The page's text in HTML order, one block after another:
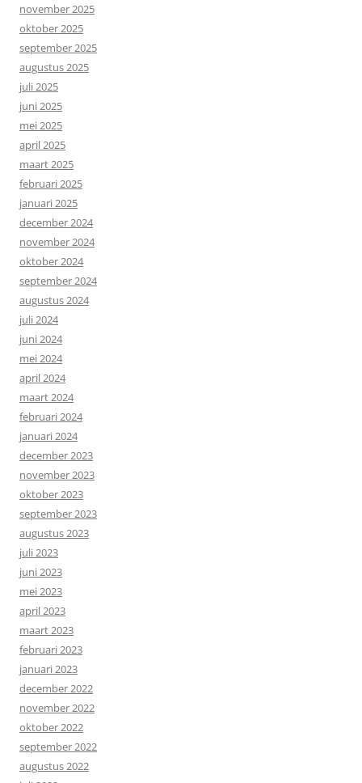
november 2025
oktober 2025
september 2025
augustus 2025
juli 2025
juni 2025
mei 2025
april 2025
maart 2025
februari 2025
januari 2025
december 2024
november 2024
oktober 2024
september 2024
augustus 2024
juli 2024
juni 2024
mei 2024
april 2024
maart 2024
februari 2024
januari 2024
december 2023
november 2023
oktober 2023
september 2023
augustus 2023
juli 2023
juni 2023
mei 2023
april 2023
maart 2023
februari 2023
januari 2023
december 2022
november 2022
oktober 2022
september 2022
augustus 2022